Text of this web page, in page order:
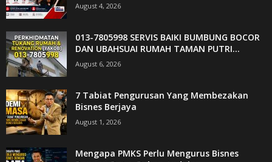
August 4, 2026
013-7805998 SERVIS BAIKI BUMBUNG BOCOR
DAN UBAHSUAI RUMAH TAMAN PUTRI...
August 6, 2026
7 Tabiat Pengurusan Yang Membezakan
Bisnes Berjaya
August 1, 2026
Mengapa PMKS Perlu Mengurus Bisnes